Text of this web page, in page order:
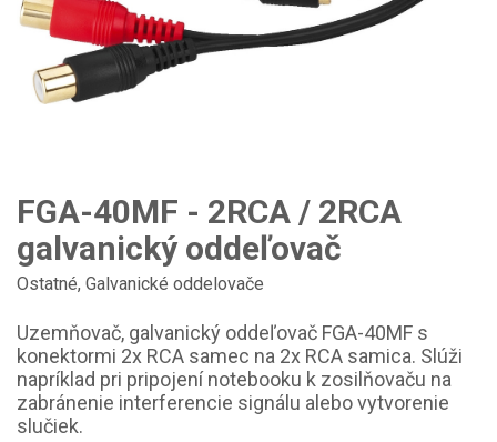
FGA-40MF - 2RCA / 2RCA
galvanický oddeľovač
Ostatné, Galvanické oddelovače
Uzemňovač, galvanický oddeľovač FGA-40MF s
konektormi 2x RCA samec na 2x RCA samica. Slúži
napríklad pri pripojení notebooku k zosilňovaču na
zabránenie interferencie signálu alebo vytvorenie
slučiek.